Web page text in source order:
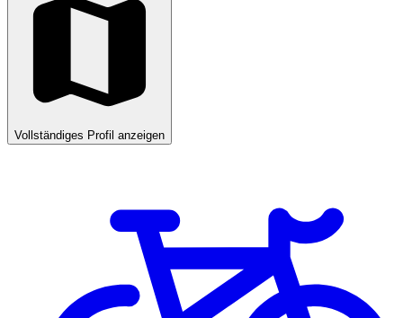
Vollständiges Profil anzeigen